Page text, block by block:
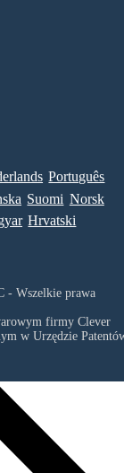
Português
Suomi Norsk
Hrvatski
- Wszelkie prawa
firmy Clever
w Urzędzie